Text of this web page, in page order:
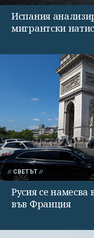
Испания
мигрантски
СВЕТЪТ
Русия се
във Франция